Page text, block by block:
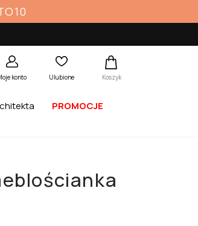
konto Ulubione Koszyk
PROMOCJE